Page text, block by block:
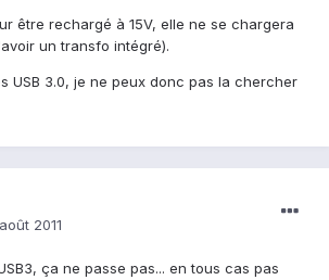
être rechargé à 15V, elle ne se chargera
un transfo intégré).
USB 3.0, je ne peux donc pas la chercher
2011
ça ne passe pas... en tous cas pas